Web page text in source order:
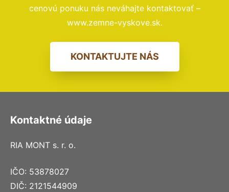
cenovú ponuku nás neváhajte kontaktovať –
www.zemne-vyskove.sk.
KONTAKTUJTE NÁS
Kontaktné údaje
RIA MONT s. r. o.
IČO: 53878027
DIČ: 2121544909